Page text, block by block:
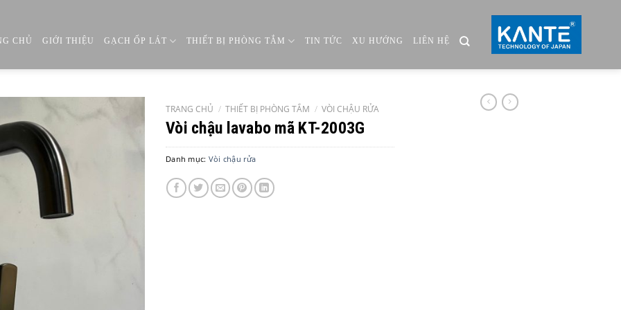
CHỦ GIỚI THIỆU GẠCH ỐP LÁT THIẾT BỊ PHÒNG TẮM TIN TỨC XU HƯỚNG LIÊN HỆ
TRANG CHỦ / THIẾT BỊ PHÒNG TẮM / VÒI CHẬU RỬA
Vòi chậu lavabo mã KT-2003G
Danh mục: Vòi chậu rửa